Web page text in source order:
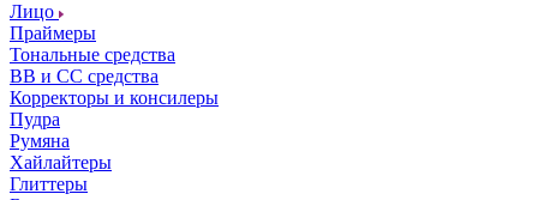
Лицо
Праймеры
Тональные средства
ВВ и СС средства
Корректоры и консилеры
Пудра
Румяна
Хайлайтеры
Глиттеры